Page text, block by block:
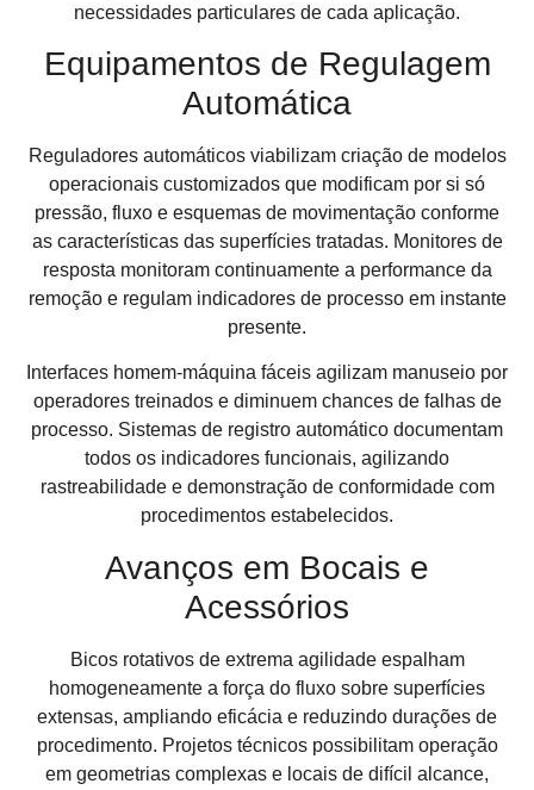
necessidades particulares de cada aplicação.
Equipamentos de Regulagem
Automática
Reguladores automáticos viabilizam criação de modelos
operacionais customizados que modificam por si só
pressão, fluxo e esquemas de movimentação conforme
as características das superfícies tratadas. Monitores de
resposta monitoram continuamente a performance da
remoção e regulam indicadores de processo em instante
presente.
Interfaces homem-máquina fáceis agilizam manuseio por
operadores treinados e diminuem chances de falhas de
processo. Sistemas de registro automático documentam
todos os indicadores funcionais, agilizando
rastreabilidade e demonstração de conformidade com
procedimentos estabelecidos.
Avanços em Bocais e
Acessórios
Bicos rotativos de extrema agilidade espalham
homogeneamente a força do fluxo sobre superfícies
extensas, ampliando eficácia e reduzindo durações de
procedimento. Projetos técnicos possibilitam operação
em geometrias complexas e locais de difícil alcance,